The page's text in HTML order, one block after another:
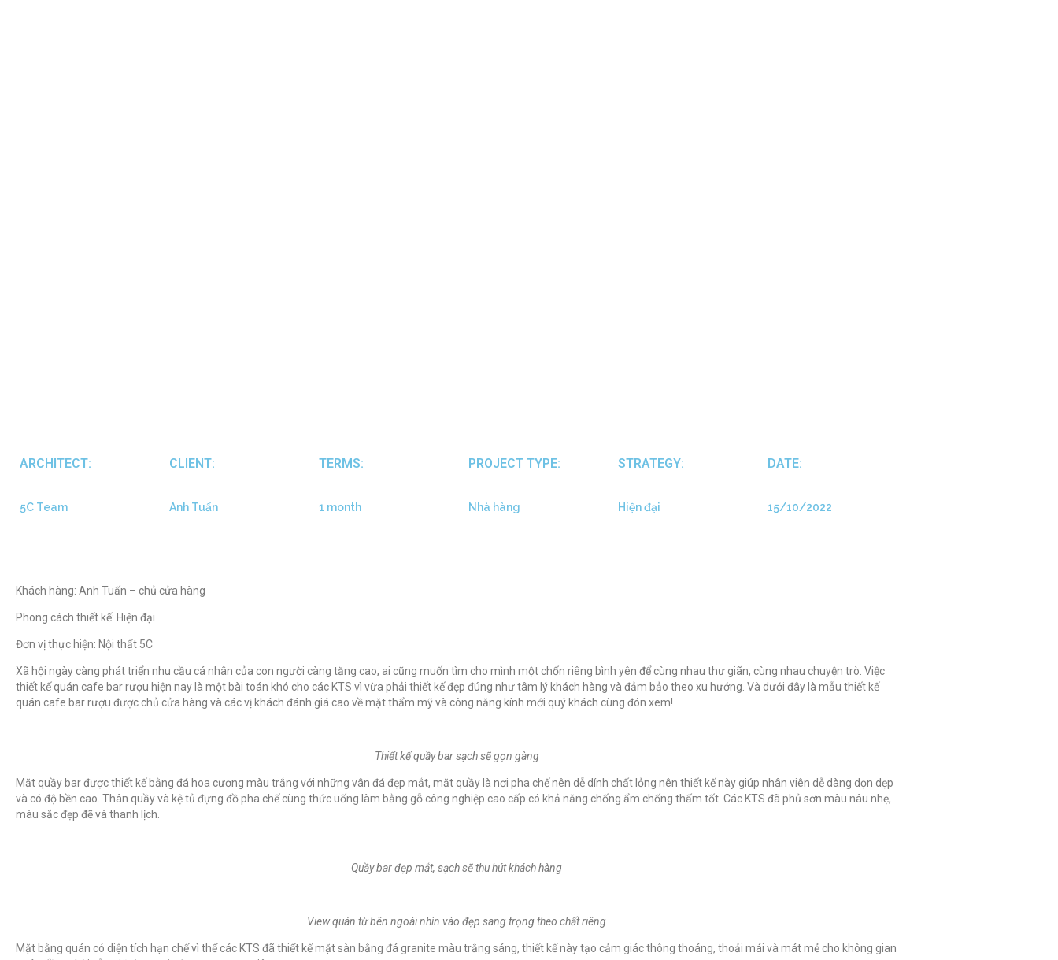
ARCHITECT:
5C Team
CLIENT:
Anh Tuấn
TERMS:
1 month
PROJECT TYPE:
Nhà hàng
STRATEGY:
Hiện đại
DATE:
15/10/2022
Khách hàng: Anh Tuấn – chủ cửa hàng
Phong cách thiết kế: Hiện đại
Đơn vị thực hiện: Nội thất 5C
Xã hội ngày càng phát triển nhu cầu cá nhân của con người càng tăng cao, ai cũng muốn tìm cho mình một chốn riêng bình yên để cùng nhau thư giãn, cùng nhau chuyện trò. Việc
thiết kế quán cafe bar rượu hiện nay là một bài toán khó cho các KTS vì vừa phải thiết kế đẹp đúng như tâm lý khách hàng và đảm bảo theo xu hướng. Và dưới đây là mẫu thiết kế
quán cafe bar rượu được chủ cửa hàng và các vị khách đánh giá cao về mặt thẩm mỹ và công năng kính mới quý khách cùng đón xem!
Thiết kế quầy bar sạch sẽ gọn gàng
Mặt quầy bar được thiết kế bằng đá hoa cương màu trắng với những vân đá đẹp mắt, mặt quầy là nơi pha chế nên dễ dính chất lỏng nên thiết kế này giúp nhân viên dễ dàng dọn dẹp
và có độ bền cao. Thân quầy và kệ tủ đựng đồ pha chế cùng thức uống làm bằng gỗ công nghiệp cao cấp có khả năng chống ẩm chống thấm tốt. Các KTS đã phủ sơn màu nâu nhẹ,
màu sắc đẹp đẽ và thanh lịch.
Quầy bar đẹp mắt, sạch sẽ thu hút khách hàng
View quán từ bên ngoài nhìn vào đẹp sang trọng theo chất riêng
Mặt bằng quán có diện tích hạn chế vì thế các KTS đã thiết kế mặt sàn bằng đá granite màu trắng sáng, thiết kế này tạo cảm giác thông thoáng, thoải mái và mát mẻ cho không gian